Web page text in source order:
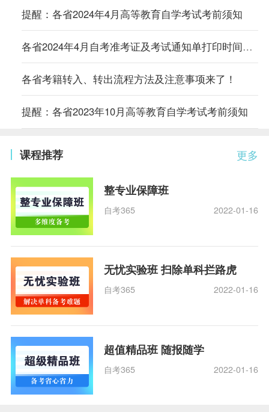
提醒：各省2024年4月高等教育自学考试考前须知
各省2024年4月自考准考证及考试通知单打印时间及入口汇总
各省考籍转入、转出流程方法及注意事项来了！
提醒：各省2023年10月高等教育自学考试考前须知
更多
课程推荐
整专业保障班
自考365 2022-01-16
无忧实验班 扫除单科拦路虎
自考365 2022-01-16
超值精品班 随报随学
自考365 2022-01-16